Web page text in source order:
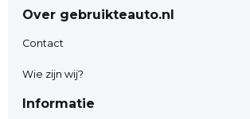
Over gebruikteauto.nl
Contact
Wie zijn wij?
Informatie